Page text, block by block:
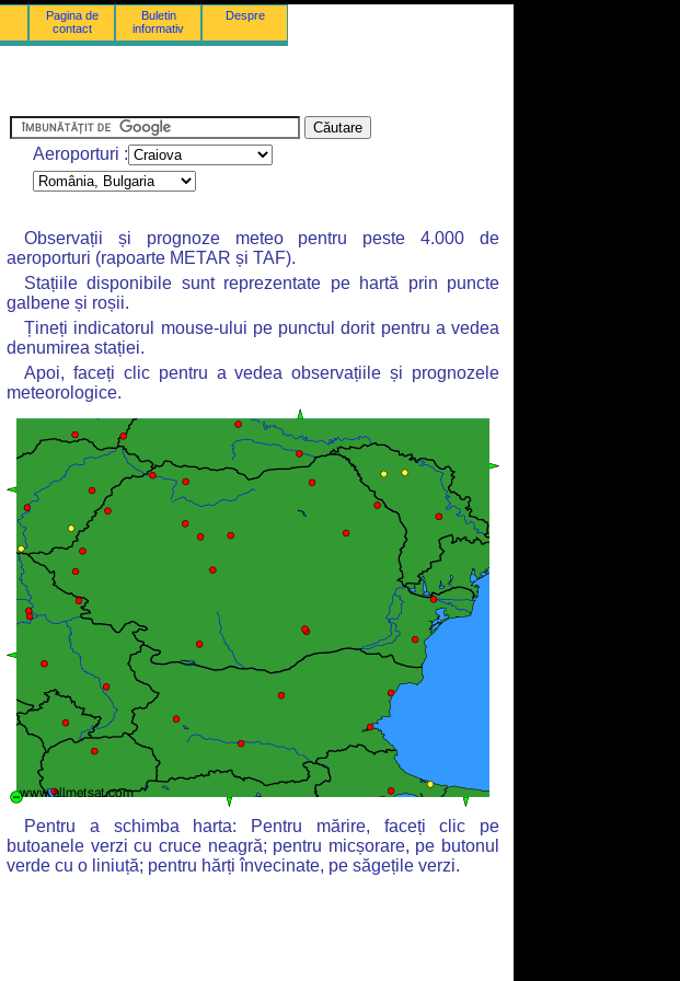
Pagina de
contact
Buletin
informativ
Despre
Aeroporturi :
Observații și prognoze meteo pentru peste 4.000 de
aeroporturi (rapoarte METAR și TAF).
Stațiile disponibile sunt reprezentate pe hartă prin puncte
galbene și roșii.
Țineți indicatorul mouse-ului pe punctul dorit pentru a vedea
denumirea stației.
Apoi, faceți clic pentru a vedea observațiile și prognozele
meteorologice.
Pentru a schimba harta: Pentru mărire, faceți clic pe
butoanele verzi cu cruce neagră; pentru micșorare, pe butonul
verde cu o liniuță; pentru hărți învecinate, pe săgețile verzi.